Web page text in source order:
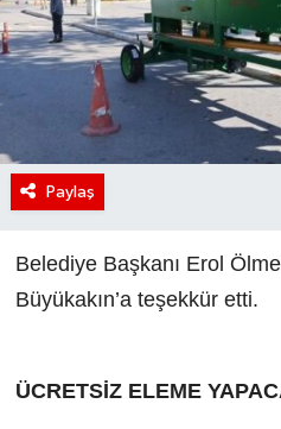
Paylaş
Belediye Başkanı Erol
Büyükakın’a teşekkür etti.
ÜCRETSİZ ELEME